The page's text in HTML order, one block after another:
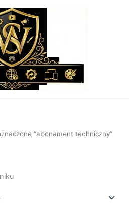
“abonament techniczny”